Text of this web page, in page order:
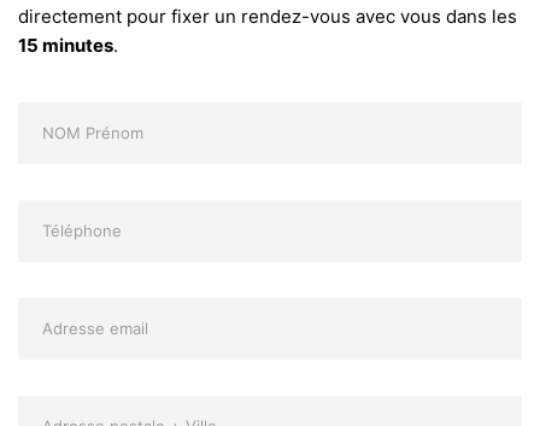
directement pour fixer un rendez-vous avec vous dans les
15 minutes.